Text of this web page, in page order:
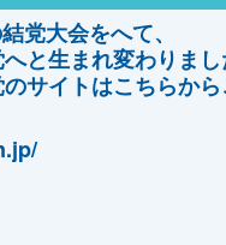
党大会をへて、
と生まれ変わりまし
サイトはこちらか